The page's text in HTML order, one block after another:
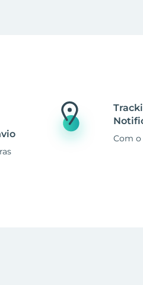
Com